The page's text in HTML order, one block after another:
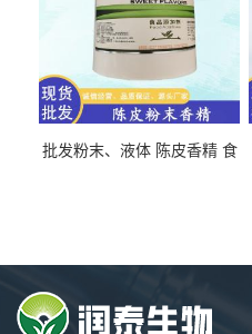
批发粉末、液体 陈皮香精 食